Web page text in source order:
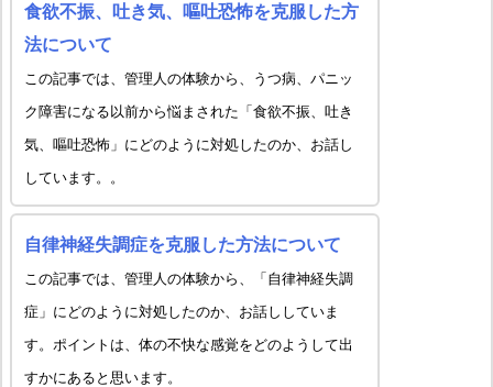
食欲不振、吐き気、嘔吐恐怖を克服した方
法について
この記事では、管理人の体験から、うつ病、パニッ
ク障害になる以前から悩まされた「食欲不振、吐き
気、嘔吐恐怖」にどのように対処したのか、お話し
しています。。
自律神経失調症を克服した方法について
この記事では、管理人の体験から、「自律神経失調
症」にどのように対処したのか、お話ししていま
す。ポイントは、体の不快な感覚をどのようして出
すかにあると思います。